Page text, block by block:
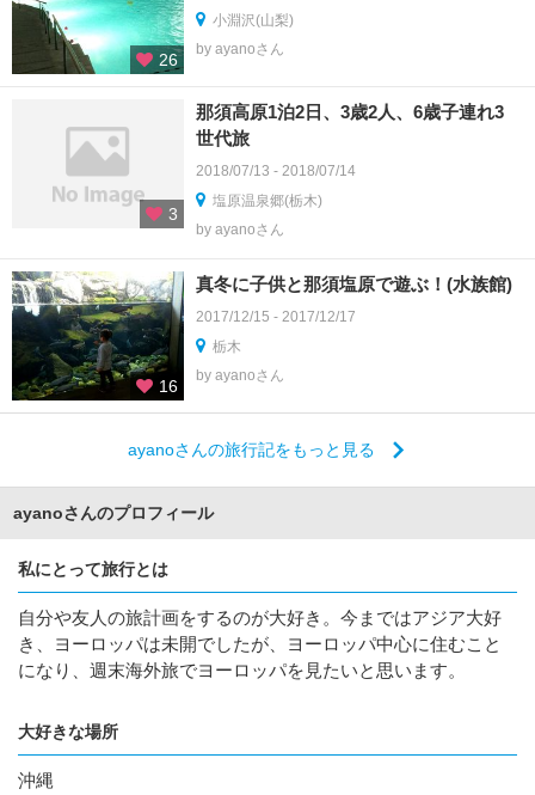
26
小淵沢(山梨)
by ayanoさん
3
那須高原1泊2日、3歳2人、6歳子連れ3
世代旅
2018/07/13 - 2018/07/14
塩原温泉郷(栃木)
by ayanoさん
16
真冬に子供と那須塩原で遊ぶ！(水族館)
2017/12/15 - 2017/12/17
栃木
by ayanoさん
ayanoさんの旅行記をもっと見る
ayanoさんのプロフィール
私にとって旅行とは
自分や友人の旅計画をするのが大好き。今まではアジア大好
き、ヨーロッパは未開でしたが、ヨーロッパ中心に住むこと
になり、週末海外旅でヨーロッパを見たいと思います。
大好きな場所
沖縄